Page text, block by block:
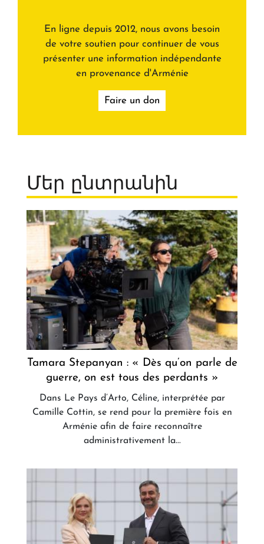
En ligne depuis 2012, nous avons besoin
de votre soutien pour continuer de vous
présenter une information indépendante
en provenance d'Arménie
Faire un don
Մեր ընտրանին
Tamara Stepanyan : « Dès qu’on parle de
guerre, on est tous des perdants »
Dans Le Pays d’Arto, Céline, interprétée par
Camille Cottin, se rend pour la première fois en
Arménie afin de faire reconnaître
administrativement la...